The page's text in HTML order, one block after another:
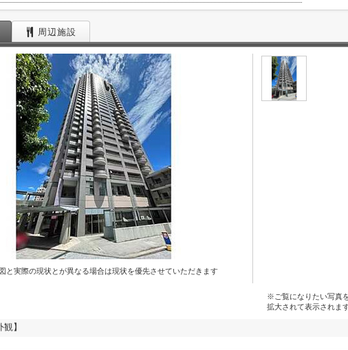
周辺施設
と実際の現状とが異なる場合は現状を優先させていただきます
※ご覧になりたい写真
拡大されて表示されます
観】